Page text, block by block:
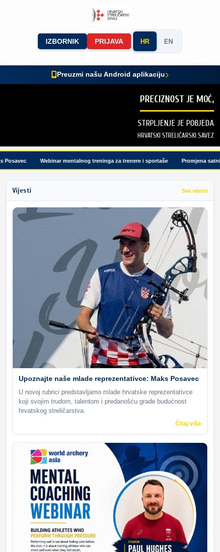
IZBORNIK PRIJAVA HR EN
Preuzmi našu Android aplikaciju
PRECIZNOST JE MOĆ,
STRPLJENJE JE POBJEDA
HRVATSKI STRELIČARSKI SAVEZ
Webinar mentalnog treninga za trenere i sportaše Promjena
Vijesti Sve vijesti
Upoznajte naše mlade reprezentativce: Maks Posavec
U novoj rubrici predstavljamo mlade hrvatske reprezentativce
koji svojim trudom, talentom i predanošću grade budućnost
hrvatskog streličarstva.
Čitaj više